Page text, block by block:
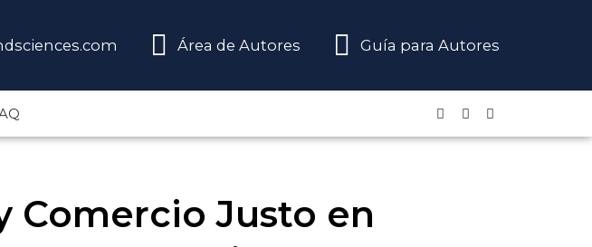
Área de Autores Guía para Autores
Comercio Justo en